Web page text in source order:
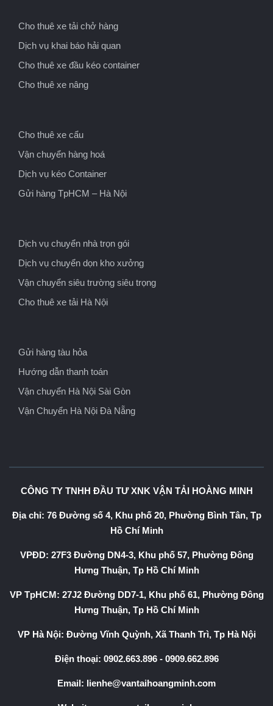
Cho thuê xe tải chở hàng
Dịch vụ khai báo hải quan
Cho thuê xe đầu kéo container
Cho thuê xe nâng
Cho thuê xe cẩu
Vận chuyển hàng hoá
Dịch vụ kéo Container
Gửi hàng TpHCM – Hà Nội
Dịch vụ chuyển nhà trọn gói
Dịch vụ chuyển dọn kho xưởng
Vận chuyển siêu trường siêu trọng
Cho thuê xe tải Hà Nội
Gửi hàng tàu hỏa
Hướng dẫn thanh toán
Vận chuyển Hà Nội Sài Gòn
Vận Chuyển Hà Nội Đà Nẵng
CÔNG TY TNHH ĐẦU TƯ XNK VẬN TẢI HOÀNG MINH
Địa chỉ: 76 Đường số 4, Khu phố 20, Phường Bình Tân, Tp
Hồ Chí Minh
VPĐD: 27F3 Đường DN4-3, Khu phố 57, Phường Đông
Hưng Thuận, Tp Hồ Chí Minh
VP TpHCM: 27J2 Đường DD7-1, Khu phố 61, Phường Đông
Hưng Thuận, Tp Hồ Chí Minh
VP Hà Nội: Đường Vĩnh Quỳnh, Xã Thanh Trì, Tp Hà Nội
Điện thoại: 0902.663.896- 0909.662.896
Email: lienhe@vantaihoangminh.com